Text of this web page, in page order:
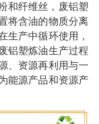
和纤维丝，废铝塑
将含油的物质分离
生产中循环使用，
铝塑炼油生产过程
、资源再利用与一
能源产品和资源产